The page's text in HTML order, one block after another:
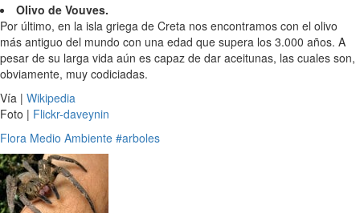
Olivo de Vouves.
Por último, en la isla griega de Creta nos encontramos con el olivo
más antiguo del mundo con una edad que supera los 3.000 años. A
pesar de su larga vida aún es capaz de dar aceitunas, las cuales son,
obviamente, muy codiciadas.
Vía | Wikipedia
Foto | Flickr-daveynin
Flora Medio Ambiente #arboles